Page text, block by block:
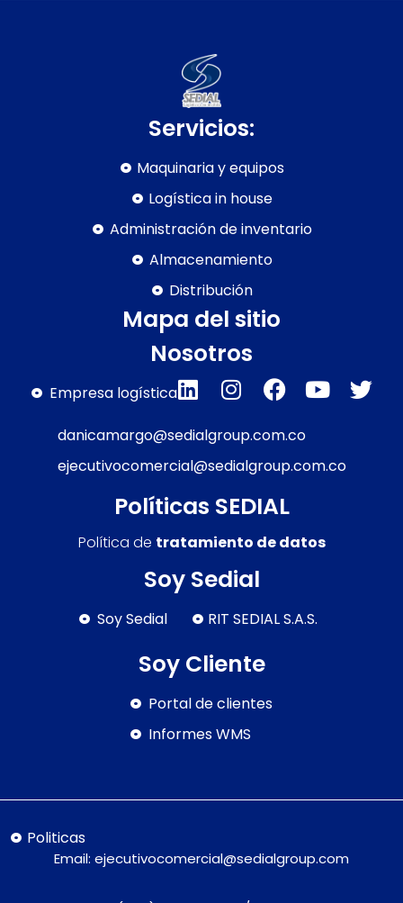
Servicios:
Maquinaria y equipos
Logística in house
Administración de inventario
Almacenamiento
Distribución
Mapa del sitio
Nosotros
Empresa logística
danicamargo@sedialgroup.com.co
ejecutivocomercial@sedialgroup.com.co
Políticas SEDIAL
Política de tratamiento de datos
Soy Sedial
Soy Sedial RIT SEDIAL S.A.S.
Soy Cliente
Portal de clientes
Informes WMS
Politicas
Email: ejecutivocomercial@sedialgroup.com